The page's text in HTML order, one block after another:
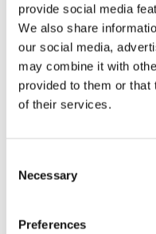
provide social media
We also share
our social media,
may combine it with
provided to them or that
of their services.
Selection
Necessary
Preferences
L’utente del sito è da
e le informazioni da lui
nelle aree di
tutte le azioni che
un’interazione con gli
humanity.org.
L’intero contenuto
Creative Commons,